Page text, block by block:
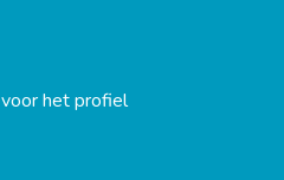
het profiel